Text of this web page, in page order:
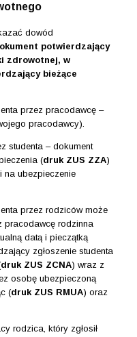
dowód
potwierdzający
zdrowotnej, w
bieżące
przez pracodawcę –
pracodawcy).
studenta – dokument
(druk ZUS ZZA)
na ubezpieczenie
przez rodziców może
pracodawcę rodzinna
datą i pieczątką
zgłoszenie studenta
druk ZUS ZCNA) wraz z
osobę ubezpieczoną
(druk ZUS RMUA) oraz
rodzica, który zgłosił